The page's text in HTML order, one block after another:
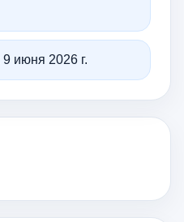
9 июня 2026 г.